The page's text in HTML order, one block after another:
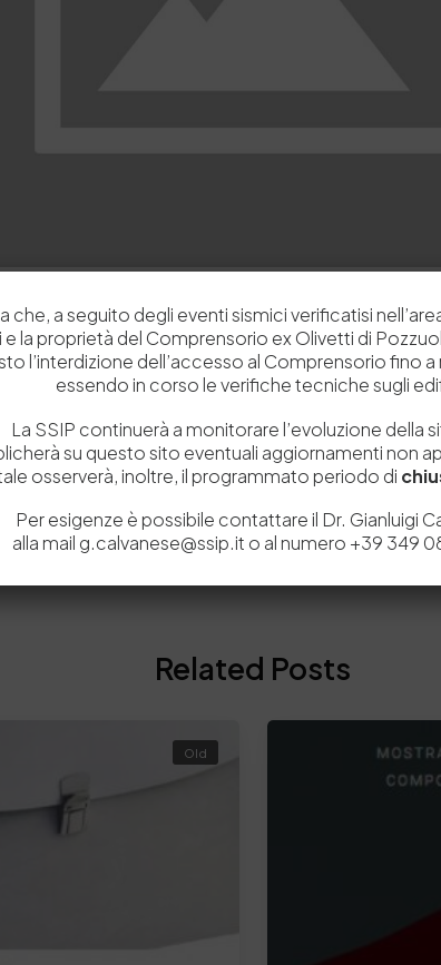
Related Posts
Old
che, a seguito degli eventi sismici verificatisi
e la proprietà del Comprensorio ex Olivetti di
l’interdizione dell’accesso al Comprensorio fino
essendo in corso le verifiche tecniche sugli
La SSIP continuerà a monitorare l’evoluzione della
su questo sito eventuali aggiornamenti non
osserverà, inoltre, il programmato periodo di
Per esigenze è possibile contattare il Dr. Gianluigi
alla mail g.calvanese@ssip.it o al numero +39 349